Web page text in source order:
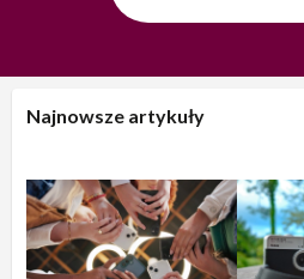
Najnowsze artykuły